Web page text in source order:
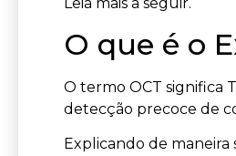
O que é o
O termo OCT significa
detecção precoce de
Explicando de maneira